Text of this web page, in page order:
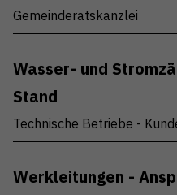
Gemeinderatskanzlei
Wasser- und
Stand
Technische Betriebe -
Werkleitungen -